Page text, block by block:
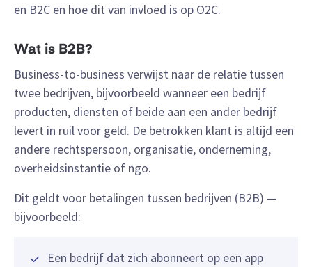
en B2C en hoe dit van invloed is op O2C.
Wat is B2B?
Business-to-business verwijst naar de relatie tussen
twee bedrijven, bijvoorbeeld wanneer een bedrijf
producten, diensten of beide aan een ander bedrijf
levert in ruil voor geld. De betrokken klant is altijd een
andere rechtspersoon, organisatie, onderneming,
overheidsinstantie of ngo.
Dit geldt voor betalingen tussen bedrijven (B2B) —
bijvoorbeeld:
Een bedrijf dat zich abonneert op een app